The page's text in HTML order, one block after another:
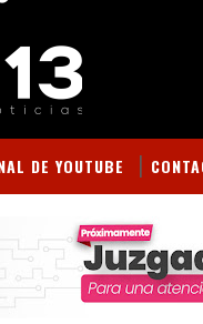
DE YOUTUBE